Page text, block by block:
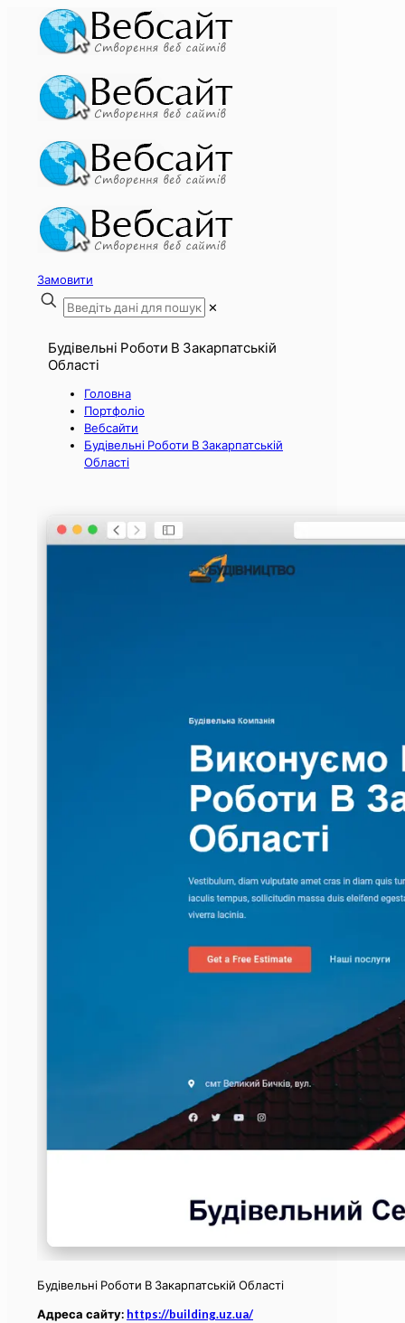
Замовити
✕
Будівельні Роботи В Закарпатській
Області
Головна
Портфоліо
Вебсайти
Будівельні Роботи В Закарпатській
Області
Будівельні Роботи В Закарпатській Області
Адреса сайту: https://building.uz.ua/